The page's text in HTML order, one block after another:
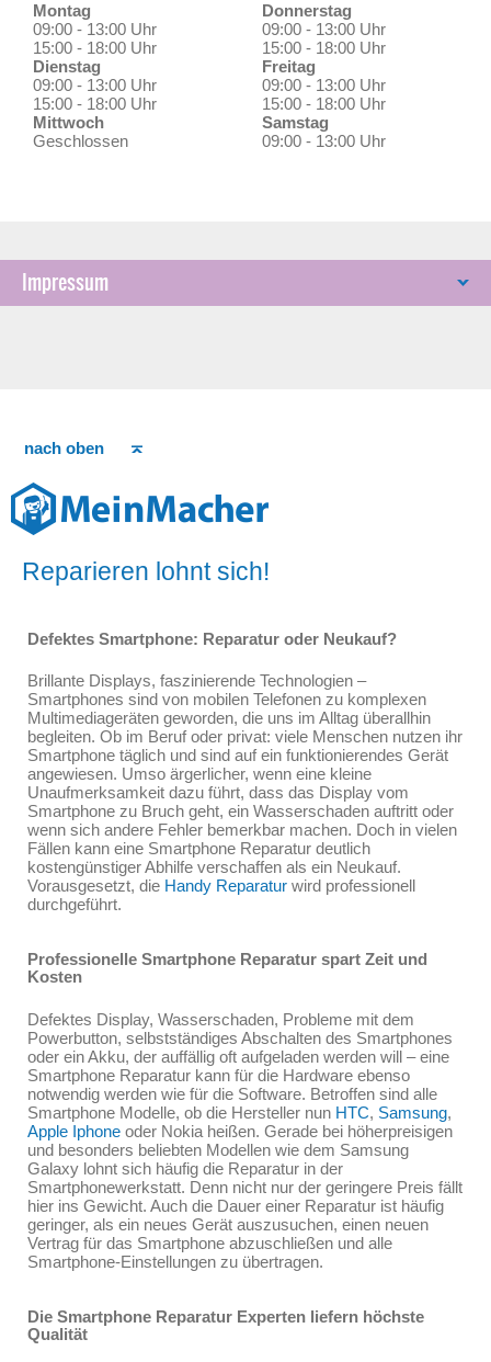
Montag
09:00 - 13:00 Uhr
15:00 - 18:00 Uhr
Dienstag
09:00 - 13:00 Uhr
15:00 - 18:00 Uhr
Mittwoch
Geschlossen
Donnerstag
09:00 - 13:00 Uhr
15:00 - 18:00 Uhr
Freitag
09:00 - 13:00 Uhr
15:00 - 18:00 Uhr
Samstag
09:00 - 13:00 Uhr
Impressum
nach oben
Reparieren lohnt sich!
Defektes Smartphone: Reparatur oder Neukauf?
Brillante Displays, faszinierende Technologien –
Smartphones sind von mobilen Telefonen zu komplexen
Multimediageräten geworden, die uns im Alltag überallhin
begleiten. Ob im Beruf oder privat: viele Menschen nutzen ihr
Smartphone täglich und sind auf ein funktionierendes Gerät
angewiesen. Umso ärgerlicher, wenn eine kleine
Unaufmerksamkeit dazu führt, dass das Display vom
Smartphone zu Bruch geht, ein Wasserschaden auftritt oder
wenn sich andere Fehler bemerkbar machen. Doch in vielen
Fällen kann eine Smartphone Reparatur deutlich
kostengünstiger Abhilfe verschaffen als ein Neukauf.
Vorausgesetzt, die Handy Reparatur wird professionell
durchgeführt.
Professionelle Smartphone Reparatur spart Zeit und
Kosten
Defektes Display, Wasserschaden, Probleme mit dem
Powerbutton, selbstständiges Abschalten des Smartphones
oder ein Akku, der auffällig oft aufgeladen werden will – eine
Smartphone Reparatur kann für die Hardware ebenso
notwendig werden wie für die Software. Betroffen sind alle
Smartphone Modelle, ob die Hersteller nun HTC, Samsung,
Apple Iphone oder Nokia heißen. Gerade bei höherpreisigen
und besonders beliebten Modellen wie dem Samsung
Galaxy lohnt sich häufig die Reparatur in der
Smartphonewerkstatt. Denn nicht nur der geringere Preis fällt
hier ins Gewicht. Auch die Dauer einer Reparatur ist häufig
geringer, als ein neues Gerät auszusuchen, einen neuen
Vertrag für das Smartphone abzuschließen und alle
Smartphone-Einstellungen zu übertragen.
Die Smartphone Reparatur Experten liefern höchste
Qualität